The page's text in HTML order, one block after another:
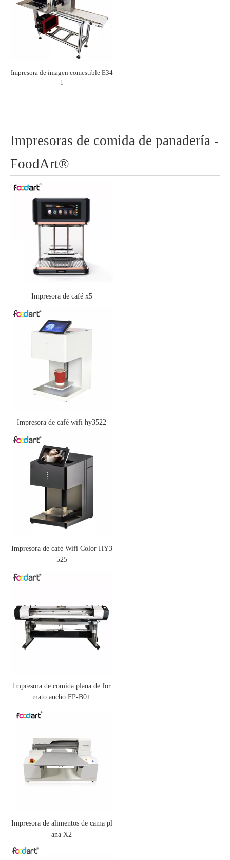
Impresora de imagen comestible E34
1
Impresoras de comida de panadería -
FoodArt®
Impresora de café x5
Impresora de café wifi hy3522
Impresora de café Wifi Color HY3
525
Impresora de comida plana de for
mato ancho FP-B0+
Impresora de alimentos de cama pl
ana X2